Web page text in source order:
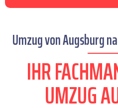
Umzug von Augsburg
IHR
UMZUG